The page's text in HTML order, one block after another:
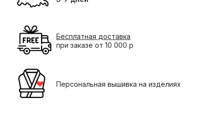
Бесплатная доставка
при заказе от 10 000 р
Персональная вышивка на изделиях